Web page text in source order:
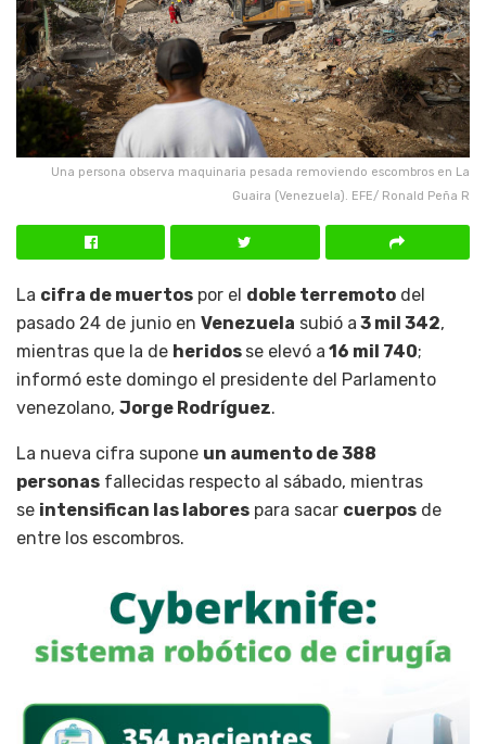
Una persona observa maquinaria pesada removiendo escombros en La
Guaira (Venezuela). EFE/ Ronald Peña R
La cifra de muertos por el doble terremoto del
pasado 24 de junio en Venezuela subió a 3 mil 342,
mientras que la de heridos se elevó a 16 mil 740;
informó este domingo el presidente del Parlamento
venezolano, Jorge Rodríguez.
La nueva cifra supone un aumento de 388
personas fallecidas respecto al sábado, mientras
se intensifican las labores para sacar cuerpos de
entre los escombros.